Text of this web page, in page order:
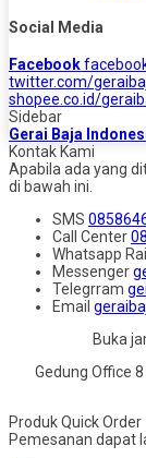
Social Media
Facebook
twitter.com/
shopee.co.id/
Sidebar
Gerai Baja
Kontak Kami
Apabila ada yang
di bawah ini.
SMS
Call Center
Whatsapp
Messenger
Telegrram
Email
Buka
Gedung Office
Produk Quick Order
Pemesanan dapat